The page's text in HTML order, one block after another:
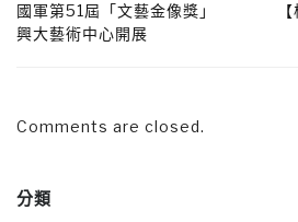
國軍第51屆「文藝金像獎」
興大藝術中心開展
Comments are closed.
分類